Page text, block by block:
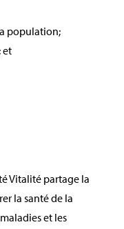
population;
et
Vitalité partage la
la santé de la
et les